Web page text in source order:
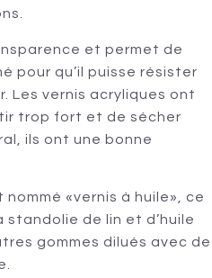
et permet de
pour qu’il puisse résister
Les vernis acryliques ont
trop fort et de sécher
ils ont une bonne
nommé «vernis à huile», ce
de lin et d’huile
gommes dilués avec de